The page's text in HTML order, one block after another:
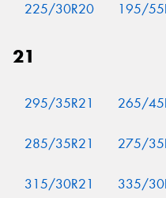
225/30R20 195/
21
295/35R21 265/
285/35R21 275/
315/30R21 335/